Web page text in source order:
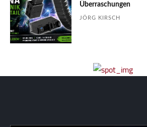
Überraschungen
JÖRG KIRSCH